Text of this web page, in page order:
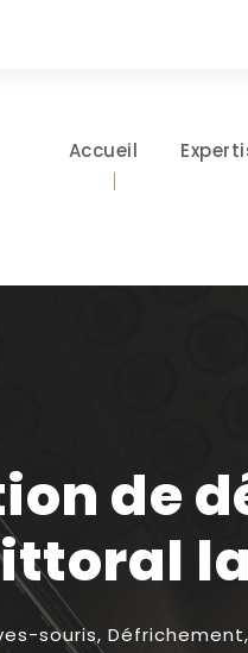
Accueil
de
souris, Défrichement,